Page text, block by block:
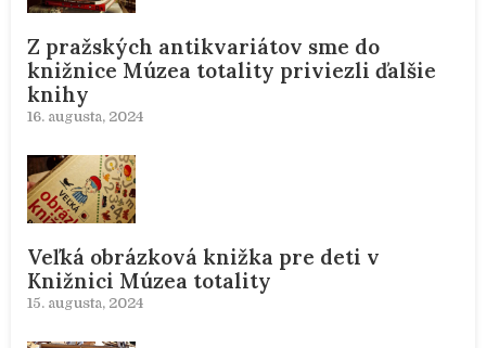
Z pražských antikvariátov sme do
knižnice Múzea totality priviezli ďalšie
knihy
16. augusta, 2024
Veľká obrázková knižka pre deti v
Knižnici Múzea totality
15. augusta, 2024